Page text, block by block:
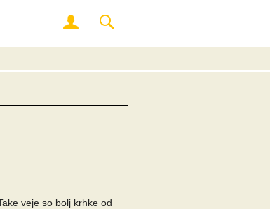
veje so bolj krhke od